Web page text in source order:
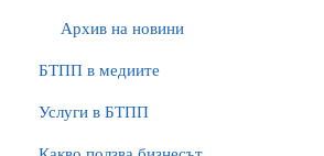
Архив на новини
БTПП в медиите
Услуги в БТПП